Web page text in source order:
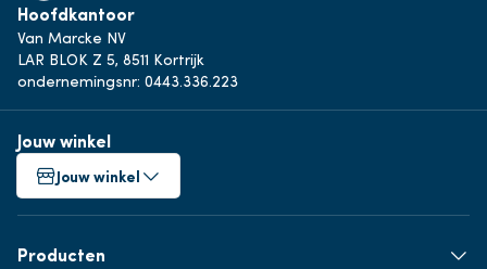
Hoofdkantoor
Van Marcke NV
LAR BLOK Z 5, 8511 Kortrijk
ondernemingsnr: 0443.336.223
Jouw winkel
Jouw winkel
Producten